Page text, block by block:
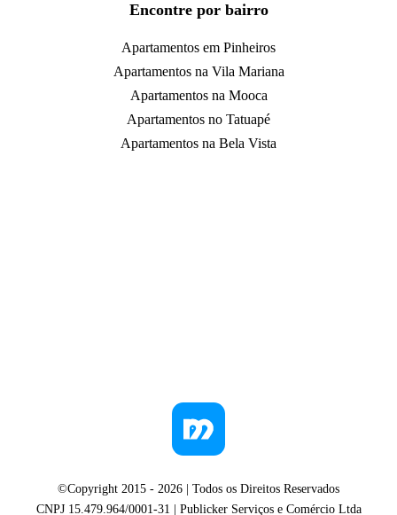
Encontre por bairro
Apartamentos em Pinheiros
Apartamentos na Vila Mariana
Apartamentos na Mooca
Apartamentos no Tatuapé
Apartamentos na Bela Vista
©Copyright 2015 - 2026 | Todos os Direitos Reservados
CNPJ 15.479.964/0001-31 | Publicker Serviços e Comércio Ltda